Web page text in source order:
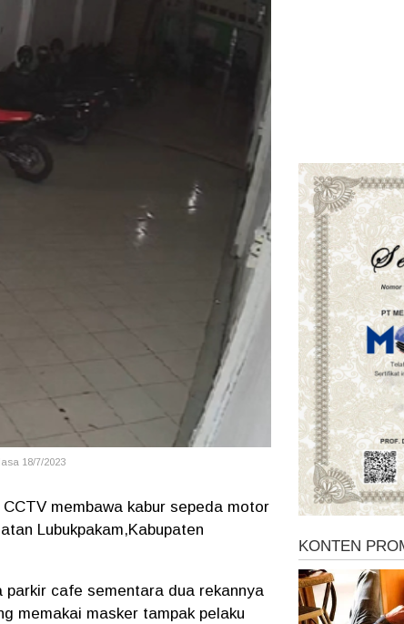
18/7/2023
membawa kabur sepeda motor
Lubukpakam,Kabupaten
parkir cafe sementara dua rekannya
memakai masker tampak pelaku